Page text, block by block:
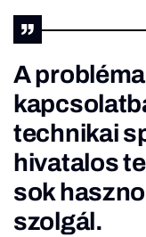
A
technikai
hivatalos
sok
szolgál.